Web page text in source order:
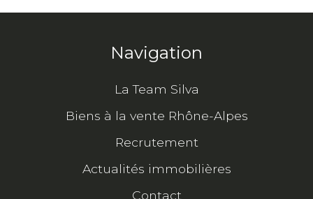
Navigation
La Team Silva
Biens à la vente Rhône-Alpes
Recrutement
Actualités immobilières
Contact